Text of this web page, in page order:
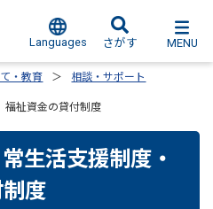
Languages さがす MENU
・教育
相談・サポート
福祉資金の貸付制度
生活支援制度・
度